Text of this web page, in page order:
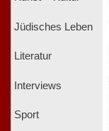
Jüdisches Leben
Literatur
Interviews
Sport